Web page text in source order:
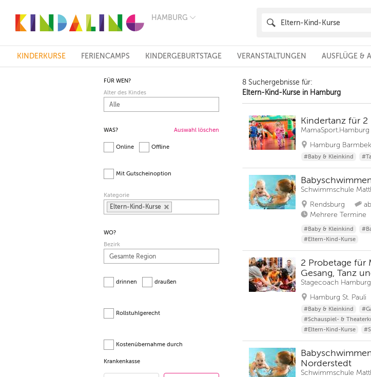
HAMBURG
BERLIN
FRANKFURT
KÖLN
ESSEN
DRESDEN
WIEN
REGIONEN
KINDERKURSE FERIENCAMPS KINDERGEBURTSTAGE VERANSTALTUNGEN AUSFLÜGE &
FÜR WEN?
Alter des Kindes
WAS? Auswahl löschen
Online Offline
Mit Gutscheinoption
Kategorie
Eltern-Kind-Kurse
WO?
Bezirk
drinnen draußen
Rollstuhlgerecht
Kostenübernahme durch
Krankenkasse
8 Suchergebnisse für:
Eltern-Kind-Kurse in Hamburg
Kindertanz für
MamaSport.Hamburg
Hamburg
#Baby & Kleinkind
Schwimmschule
Rendsburg
Mehrere Termine
#Baby & Kleinkind
#Eltern-Kind-Kurse
2 Probetage für
Gesang, Tanz
Stagecoach
Hamburg St. Pauli
#Baby & Kleinkind
#Schauspiel- &
#Eltern-Kind-Kurse
Norderstedt
Schwimmschule